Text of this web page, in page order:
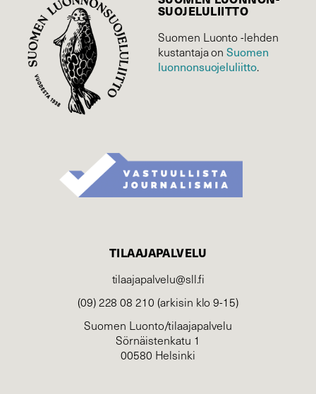
SUOJELU­LIITTO
Suomen Luonto -lehden
kustantaja onSuomen
luonnonsuojelu­liitto.
TILAAJAPALVELU
tilaajapalvelu@sll.fi
(09) 228 08 210 (arkisin klo 9-15)
Suomen Luonto/tilaajapalvelu
Sörnäistenkatu 1
00580 Helsinki